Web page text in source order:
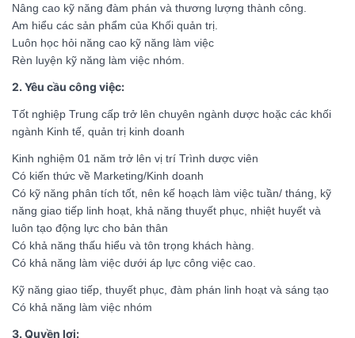
Nâng cao kỹ năng đàm phán và thương lượng thành công.
Am hiểu các sản phẩm của Khối quản trị.
Luôn học hỏi năng cao kỹ năng làm việc
Rèn luyện kỹ năng làm việc nhóm.
2. Yêu cầu công việc:
Tốt nghiệp Trung cấp trở lên chuyên ngành dược hoặc các khối
ngành Kinh tế, quản trị kinh doanh
Kinh nghiệm 01 năm trở lên vị trí Trình dược viên
Có kiến thức về Marketing/Kinh doanh
Có kỹ năng phân tích tốt, nên kế hoạch làm việc tuần/ tháng, kỹ
năng giao tiếp linh hoạt, khả năng thuyết phục, nhiệt huyết và
luôn tạo động lực cho bản thân
Có khả năng thấu hiểu và tôn trọng khách hàng.
Có khả năng làm việc dưới áp lực công việc cao.
Kỹ năng giao tiếp, thuyết phục, đàm phán linh hoạt và sáng tạo
Có khả năng làm việc nhóm
3. Quyền lợi:
Thông tin ứng viên